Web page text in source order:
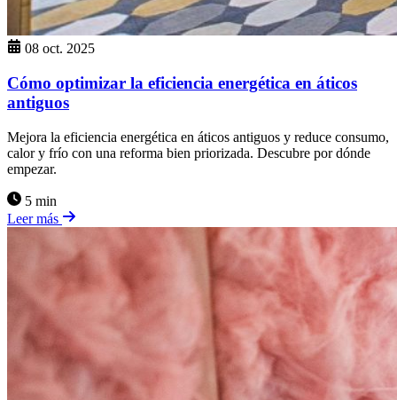
08 oct. 2025
Cómo optimizar la eficiencia energética en áticos
antiguos
Mejora la eficiencia energética en áticos antiguos y reduce consumo,
calor y frío con una reforma bien priorizada. Descubre por dónde
empezar.
5 min
Leer más